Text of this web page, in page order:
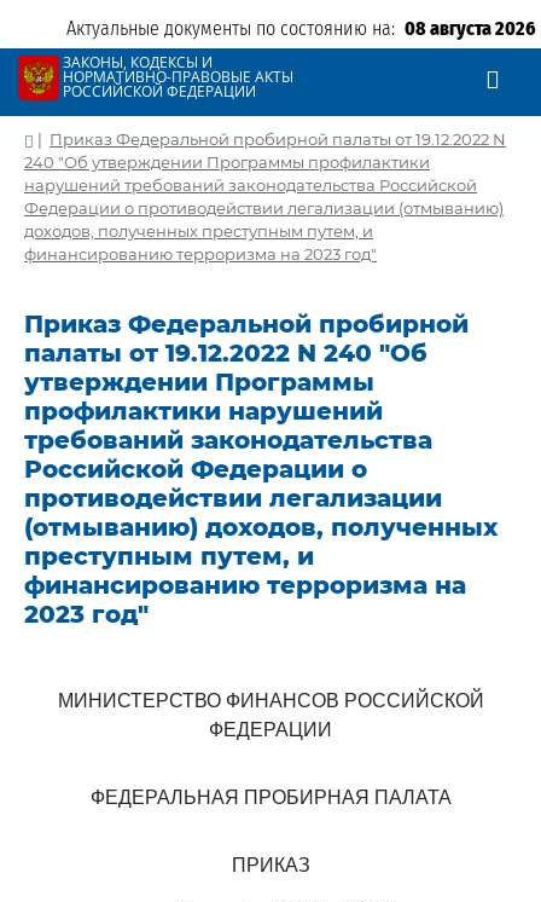
Актуальные документы по состоянию на: 08 августа 2026
ЗАКОНЫ, КОДЕКСЫ И
НОРМАТИВНО-ПРАВОВЫЕ АКТЫ
РОССИЙСКОЙ ФЕДЕРАЦИИ
| Приказ Федеральной пробирной палаты от 19.12.2022 N
240 "Об утверждении Программы профилактики
нарушений требований законодательства Российской
Федерации о противодействии легализации (отмыванию)
доходов, полученных преступным путем, и
финансированию терроризма на 2023 год"
Приказ Федеральной пробирной
палаты от 19.12.2022 N 240 "Об
утверждении Программы
профилактики нарушений
требований законодательства
Российской Федерации о
противодействии легализации
(отмыванию) доходов, полученных
преступным путем, и
финансированию терроризма на
2023 год"
МИНИСТЕРСТВО ФИНАНСОВ РОССИЙСКОЙ
ФЕДЕРАЦИИ
ФЕДЕРАЛЬНАЯ ПРОБИРНАЯ ПАЛАТА
ПРИКАЗ